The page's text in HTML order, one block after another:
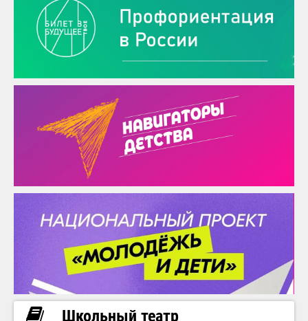
Школьный театр